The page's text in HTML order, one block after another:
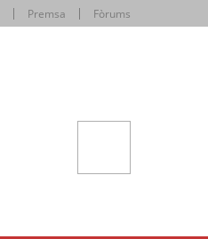
Premsa Fòrums